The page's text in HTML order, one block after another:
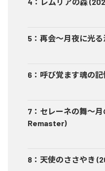
5 ： 再会〜月夜に光
6 ： 呼び覚ます魂の
7 ： セレーネの舞〜
Remaster)
8 ： 天使のささやき